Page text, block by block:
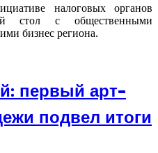
налоговых органов
стол с общественными
бизнес региона.
первый арт-
подвел итоги